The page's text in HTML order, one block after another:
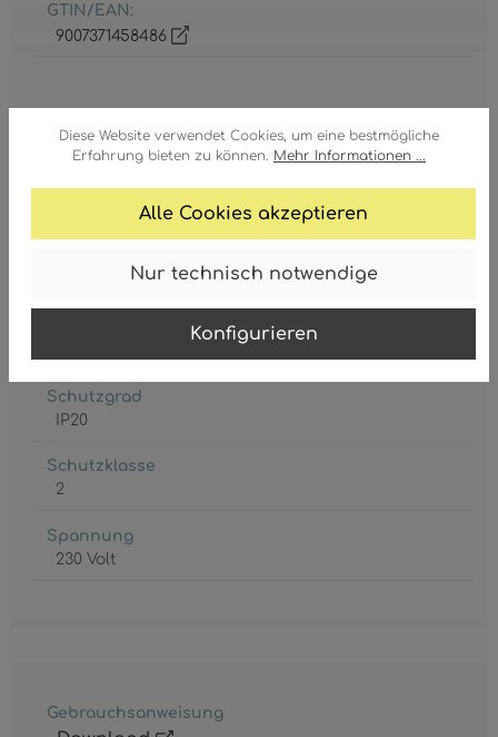
Diese Website verwendet Cookies, um eine bestmögliche
Erfahrung bieten zu können. Mehr Informationen ...
Alle Cookies akzeptieren
Nur technisch notwendige
Konfigurieren
GTIN/EAN:
9007371458486
Fassung
max. 60 Watt
Schutzgrad
IP20
Schutzklasse
2
Spannung
230 Volt
Gebrauchsanweisung